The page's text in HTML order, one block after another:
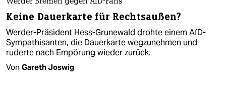
Werder Bremen gegen AfD-Fans
Keine Dauerkarte für Rechtsaußen?
Werder-Präsident Hess-Grunewald drohte einem AfD-
Sympathisanten, die Dauerkarte wegzunehmen und
ruderte nach Empörung wieder zurück.
Von Gareth Joswig